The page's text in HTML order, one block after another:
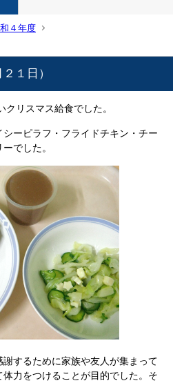
４年度
１日）
リスマス給食でした。
ーピラフ・フライドチキン・チー
でした。
するために家族や友人が集まって
力をつけることが目的でした。そ